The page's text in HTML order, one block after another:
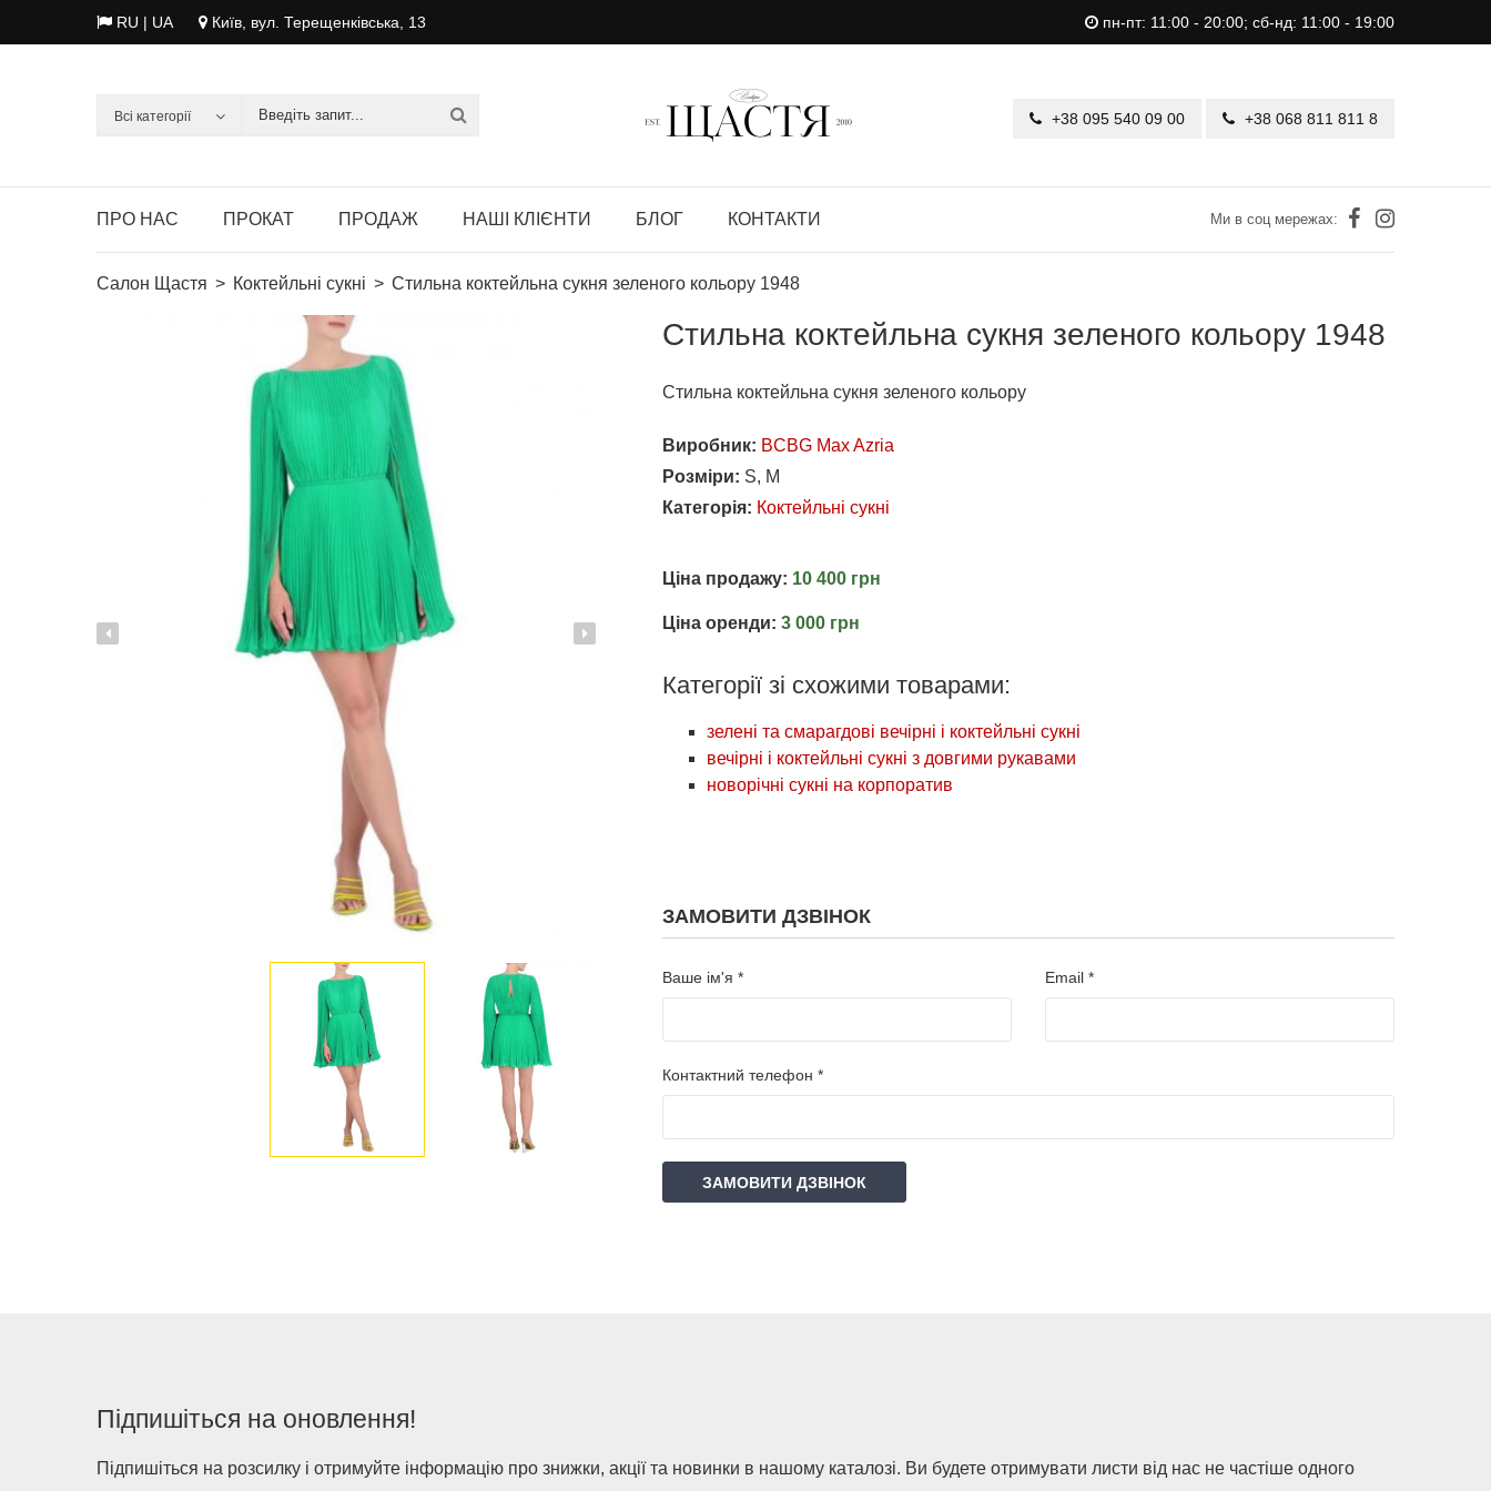
RU | UA Київ, вул. Терещенківська, 13 пн-пт: 11:00 - 20:00; сб-нд: 11:00 - 19:00
Всі категорії +38 095 540 09 00 +38 068 811 811 8
ПРО НАС ПРОКАТ ПРОДАЖ НАШІ КЛІЄНТИ БЛОГ КОНТАКТИ Ми в соц мережах:
Салон Щастя Коктейльні сукні Стильна коктейльна сукня зеленого кольору 1948
Стильна коктейльна сукня зеленого кольору 1948
Стильна коктейльна сукня зеленого кольору
Виробник: BCBG Max Azria
Розміри: S, M
Категорія: Коктейльні сукні
Ціна продажу: 10 400 грн
Ціна оренди: 3 000 грн
Категорії зі схожими товарами:
зелені та смарагдові вечірні і коктейльні сукні
вечірні і коктейльні сукні з довгими рукавами
новорічні сукні на корпоратив
ЗАМОВИТИ ДЗВІНОК
Ваше ім'я * Email *
Контактний телефон *
ЗАМОВИТИ ДЗВІНОК
Підпишіться на оновлення!
Підпишіться на розсилку і отримуйте інформацію про знижки, акції та новинки в нашому каталозі. Ви будете отримувати листи від нас не частіше одного